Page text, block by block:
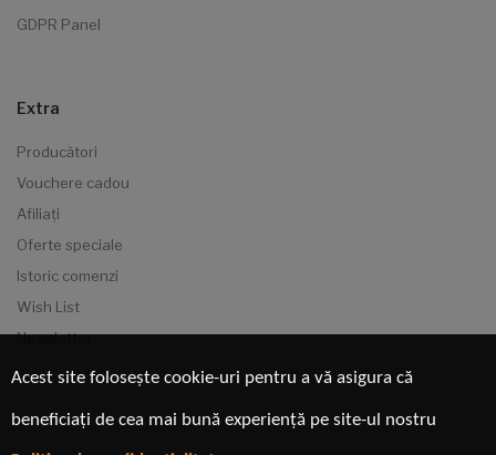
GDPR Panel
Extra
Producători
Vouchere cadou
Afiliaţi
Oferte speciale
Istoric comenzi
Wish List
Newsletter
Acest site folosește cookie-uri pentru a vă asigura că
beneficiați de cea mai bună experiență pe site-ul nostru